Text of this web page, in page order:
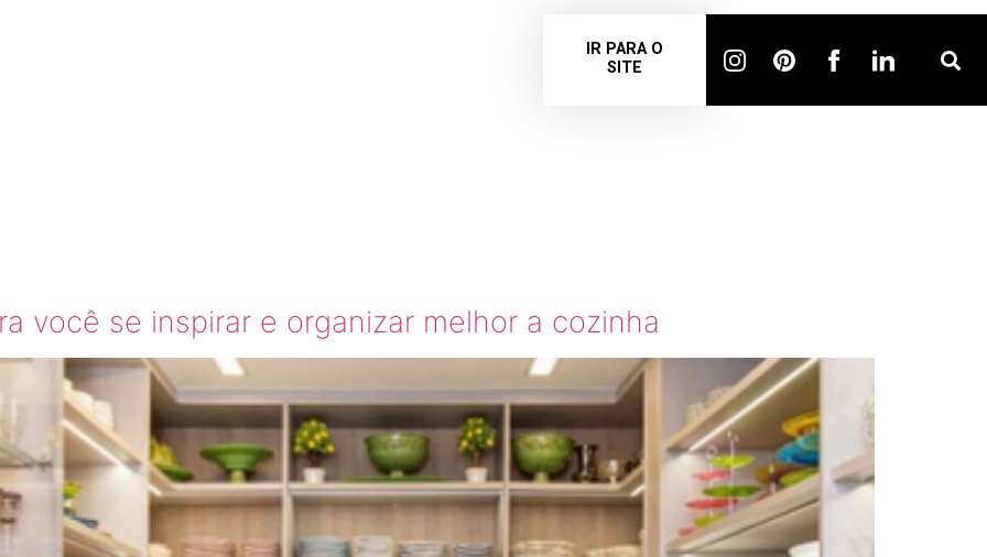
IR PARA O
SITE
você se inspirar e organizar melhor a cozinha